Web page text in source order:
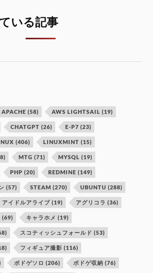
いる記事
APACHE (58) AWS LIGHTSAIL (19)
CHATGPT (26) E-P7 (23)
(406) LINUXMINT (15)
MTG (71) MYSQL (19)
PHP (20) REDMINE (149)
(57) STEAM (270) UBUNTU (288)
アイドルアライブ (19) アグリコラ (36)
(69) キャラホメ (19)
スコティッシュフォールド (53)
フィギュア撮影 (116)
ボドゲソロ (206) ボドゲ収納 (76)